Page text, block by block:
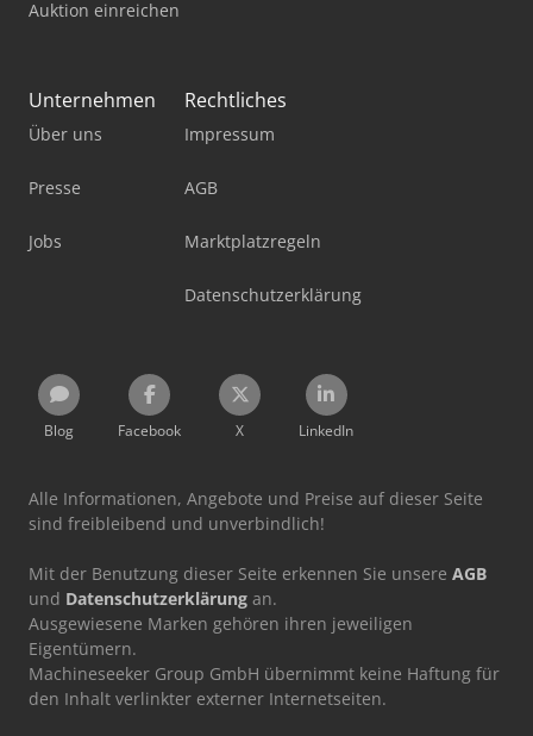
Auktion einreichen
Unternehmen
Über uns
Presse
Jobs
Rechtliches
Impressum
AGB
Marktplatzregeln
Datenschutzerklärung
Blog Facebook X LinkedIn
Alle Informationen, Angebote und Preise auf dieser Seite
sind freibleibend und unverbindlich!
Mit der Benutzung dieser Seite erkennen Sie unsere AGB
und Datenschutzerklärung an.
Ausgewiesene Marken gehören ihren jeweiligen
Eigentümern.
Machineseeker Group GmbH übernimmt keine Haftung für
den Inhalt verlinkter externer Internetseiten.